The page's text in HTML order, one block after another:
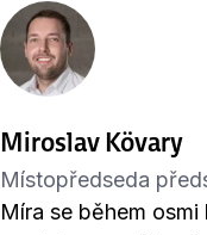
Miroslav Kövary
Místopředseda
Míra se během